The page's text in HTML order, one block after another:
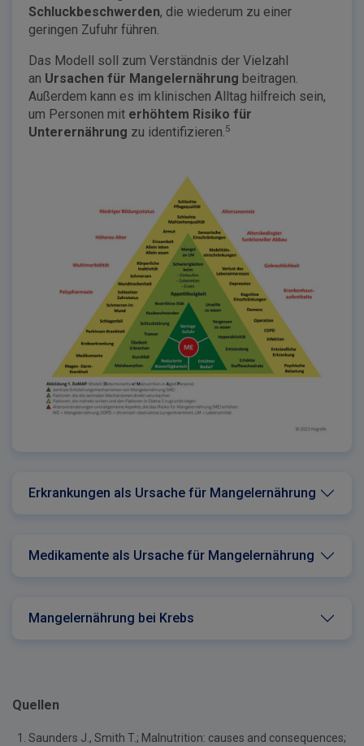
Schluckbeschwerden, die wiederum zu einer
geringen Zufuhr führen.
Das Modell soll zum Verständnis der Vielzahl
an Ursachen für Mangelernährung beitragen.
Außerdem kann es im klinischen Alltag hilfreich sein,
um Personen mit erhöhtem Risiko für
Unterernährung zu identifizieren.5
Erkrankungen als Ursache für Mangelernährung
Medikamente als Ursache für Mangelernährung
Mangelernährung bei Krebs
Quellen
Saunders J., Smith T.; Malnutrition: causes and consequences;